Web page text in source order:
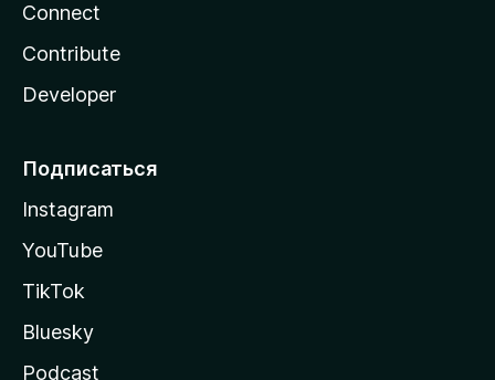
Connect
Contribute
Developer
Подписаться
Instagram
YouTube
TikTok
Bluesky
Podcast